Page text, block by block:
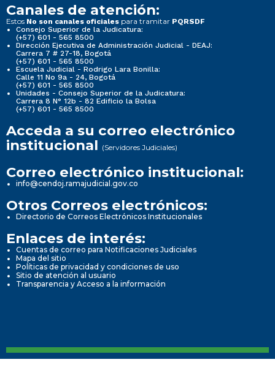
Canales de atención:
Estos No son canales oficiales para tramitar PQRSDF
Consejo Superior de la Judicatura:
(+57) 601 - 565 8500
Dirección Ejecutiva de Administración Judicial - DEAJ:
Carrera 7 # 27-18, Bogotá
(+57) 601 - 565 8500
Escuela Judicial - Rodrigo Lara Bonilla:
Calle 11 No 9a - 24, Bogotá
(+57) 601 - 565 8500
Unidades - Consejo Superior de la Judicatura:
Carrera 8 N° 12b - 82 Edificio la Bolsa
(+57) 601 - 565 8500
Acceda a su correo electrónico
institucional (Servidores Judiciales)
Correo electrónico institucional:
info@cendoj.ramajudicial.gov.co
Otros Correos electrónicos:
Directorio de Correos Electrónicos Institucionales
Enlaces de interés:
Cuentas de correo para Notificaciones Judiciales
Mapa del sitio
Políticas de privacidad y condiciones de uso
Sitio de atención al usuario
Transparencia y Acceso a la información